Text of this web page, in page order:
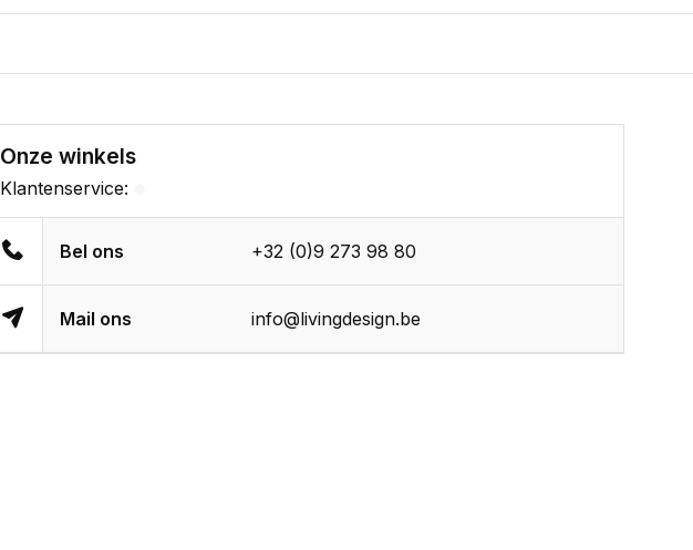
Onze winkels
Klantenservice:
Bel ons +32 (0)9 273 98 80
Mail ons info@livingdesign.be